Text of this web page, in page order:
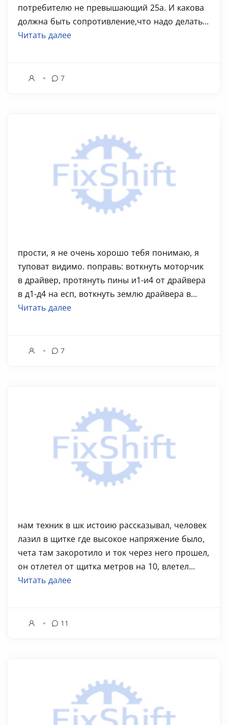
потребителю не превышающий 25а. И какова
должна быть сопротивление,что надо делать...
Читать далее
7
прости, я не очень хорошо тебя понимаю, я
туповат видимо. поправь: воткнуть моторчик
в драйвер, протянуть пины и1-и4 от драйвера
в д1-д4 на есп, воткнуть землю драйвера в...
Читать далее
7
нам техник в шк истоию рассказывал, человек
лазил в щитке где высокое напряжение было,
чета там закоротило и ток через него прошел,
он отлетел от щитка метров на 10, влетел...
Читать далее
11